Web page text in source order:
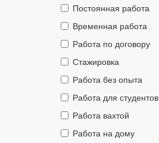
Тип
Постоянная работа
Тип
Временная работа
Тип
Работа по договору
Тип
Стажировка
Тип
Работа без опыта
Тип
Работа для студентов
Тип
Работа вахтой
Тип
Работа на дому